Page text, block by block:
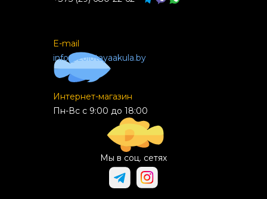
E-mail
info@zolotayaakula.by
Интернет-магазин
Пн-Вс с 9:00 до 18:00
Мы в соц. сетях